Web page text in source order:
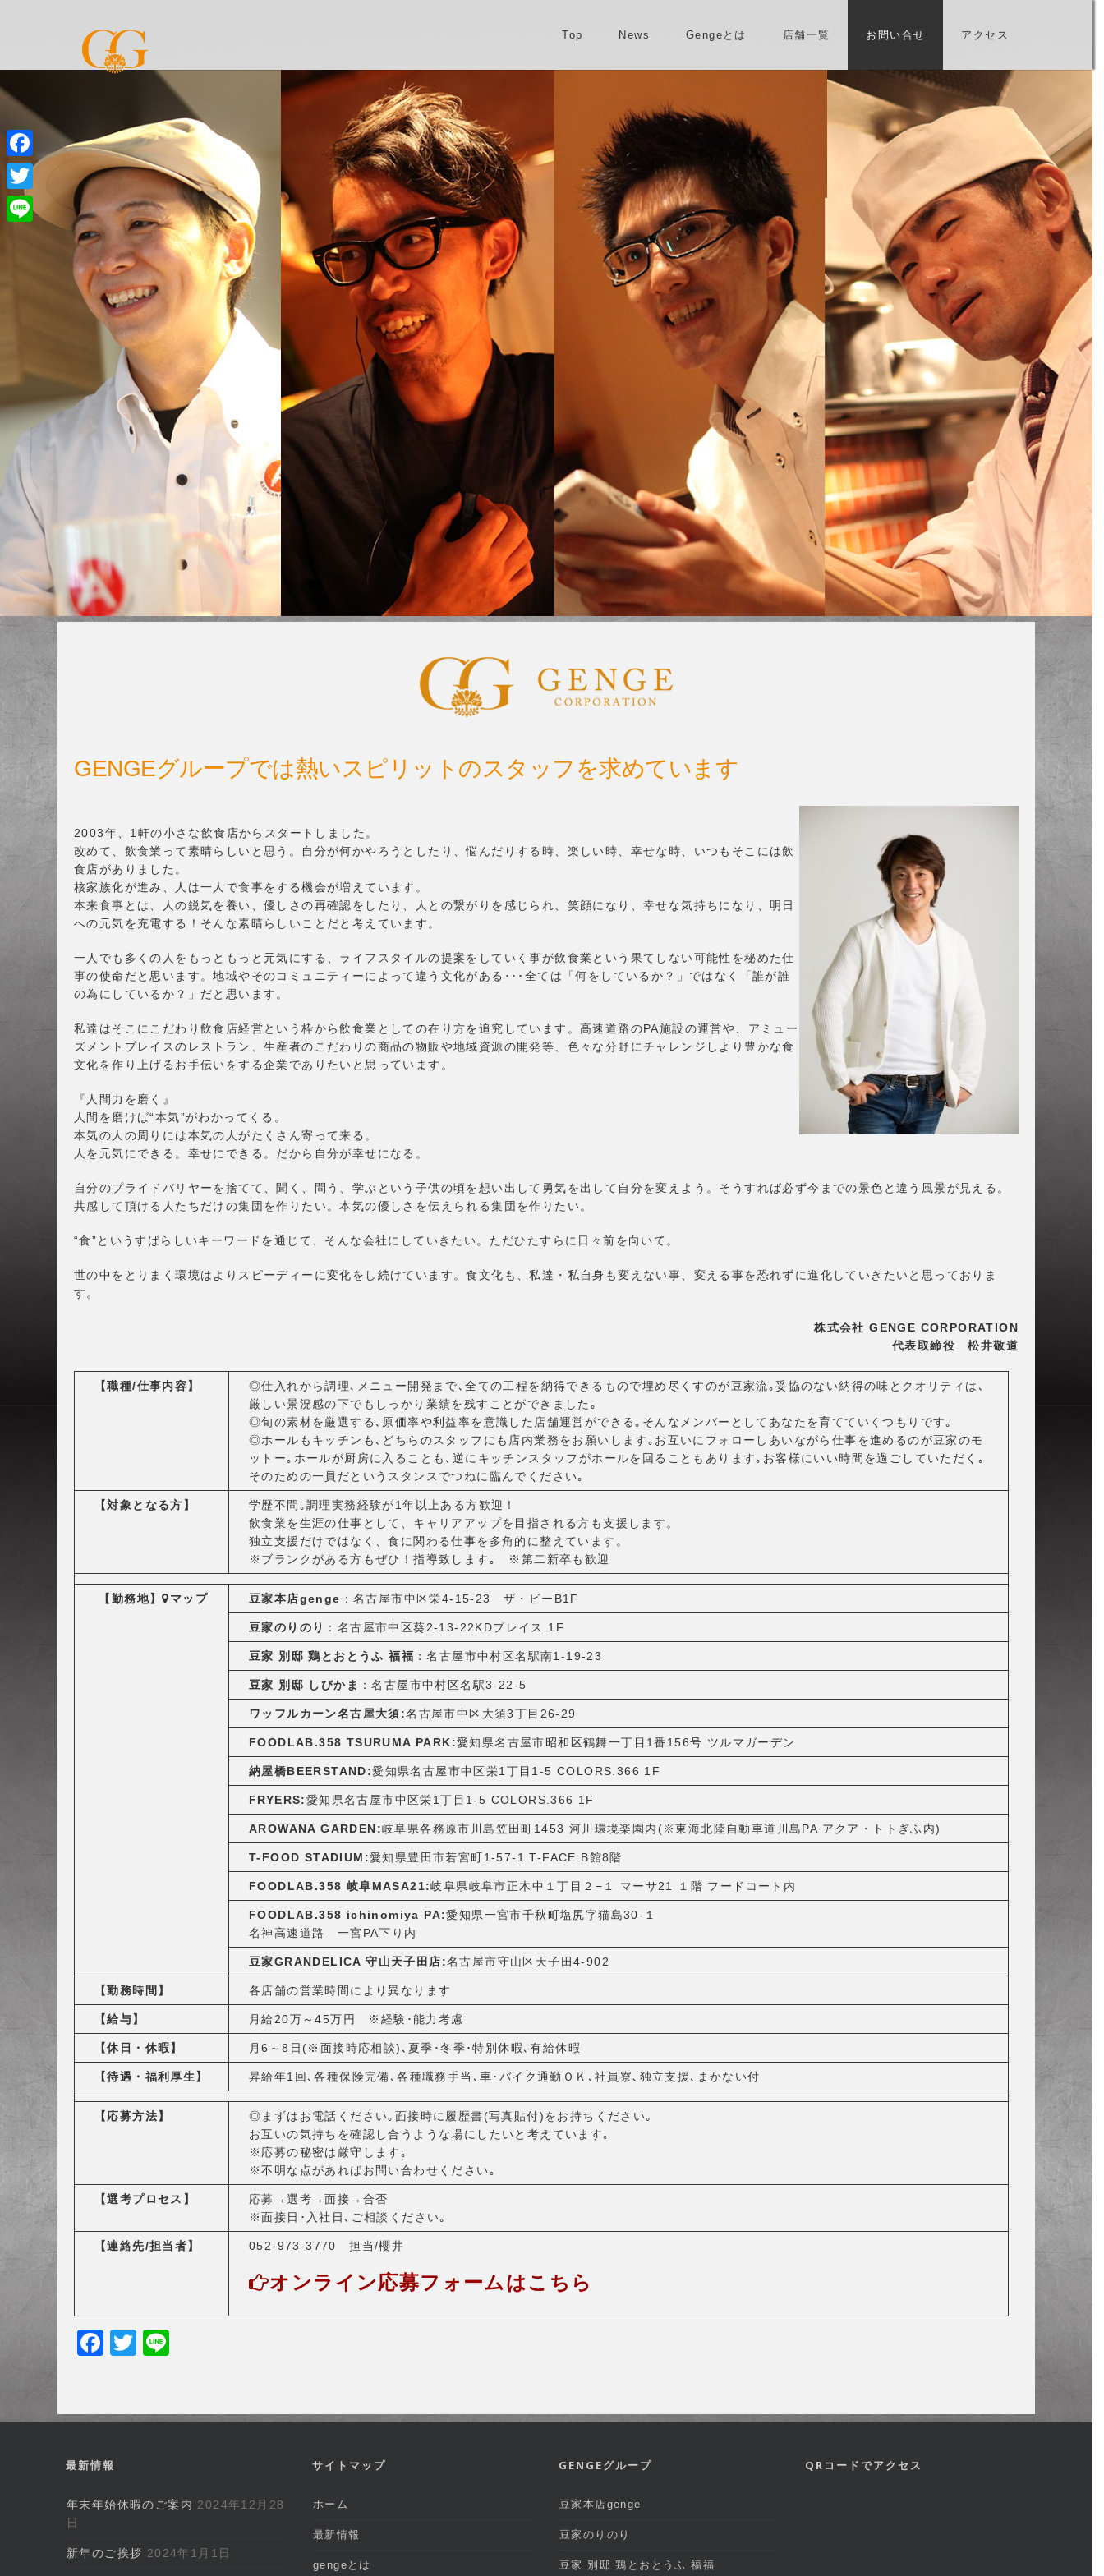
Top News Gengeとは 店舗一覧 お問い合せ アクセス
GENGEグループでは熱いスピリットのスタッフを求めています
2003年、1軒の小さな飲食店からスタートしました。
改めて、飲食業って素晴らしいと思う。自分が何かやろうとしたり、悩んだりする時、楽しい時、幸せな時、いつもそこには飲
食店がありました。
核家族化が進み、人は一人で食事をする機会が増えています。
本来食事とは、人の鋭気を養い、優しさの再確認をしたり、人との繋がりを感じられ、笑顔になり、幸せな気持ちになり、明日
への元気を充電する！そんな素晴らしいことだと考えています。
一人でも多くの人をもっともっと元気にする、ライフスタイルの提案をしていく事が飲食業という果てしない可能性を秘めた仕
事の使命だと思います。地域やそのコミュニティーによって違う文化がある･･･全ては「何をしているか？」ではなく「誰が誰
の為にしているか？」だと思います。
私達はそこにこだわり飲食店経営という枠から飲食業としての在り方を追究しています。高速道路のPA施設の運営や、アミュー
ズメントプレイスのレストラン、生産者のこだわりの商品の物販や地域資源の開発等、色々な分野にチャレンジしより豊かな食
文化を作り上げるお手伝いをする企業でありたいと思っています。
『人間力を磨く』
人間を磨けば“本気”がわかってくる。
本気の人の周りには本気の人がたくさん寄って来る。
人を元気にできる。幸せにできる。だから自分が幸せになる。
自分のプライドバリヤーを捨てて、聞く、問う、学ぶという子供の頃を想い出して勇気を出して自分を変えよう。そうすれば必ず今までの景色と違う風景が見える。
共感して頂ける人たちだけの集団を作りたい。本気の優しさを伝えられる集団を作りたい。
“食”というすばらしいキーワードを通じて、そんな会社にしていきたい。ただひたすらに日々前を向いて。
世の中をとりまく環境はよりスピーディーに変化をし続けています。食文化も、私達・私自身も変えない事、変える事を恐れずに進化していきたいと思っておりま
す。
株式会社 GENGE CORPORATION
代表取締役 松井敬道
【職種/仕事内容】
◎仕入れから調理､メニュー開発まで､全ての工程を納得できるもので埋め尽くすのが豆家流｡妥協のない納得の味とクオリティは､
厳しい景況感の下でもしっかり業績を残すことができました｡
◎旬の素材を厳選する､原価率や利益率を意識した店舗運営ができる｡そんなメンバーとしてあなたを育てていくつもりです｡
◎ホールもキッチンも､どちらのスタッフにも店内業務をお願いします｡お互いにフォローしあいながら仕事を進めるのが豆家のモ
ットー｡ホールが厨房に入ることも､逆にキッチンスタッフがホールを回ることもあります｡お客様にいい時間を過ごしていただく｡
そのための一員だというスタンスでつねに臨んでください｡
【対象となる方】
学歴不問｡調理実務経験が1年以上ある方歓迎！
飲食業を生涯の仕事として、キャリアアップを目指される方も支援します。
独立支援だけではなく、食に関わる仕事を多角的に整えています。
※ブランクがある方もぜひ！指導致します｡ ※第二新卒も歓迎
【勤務地】 マップ 豆家本店genge ：名古屋市中区栄4-15-23 ザ・ビーB1F
豆家のりのり ：名古屋市中区葵2-13-22KDプレイス 1F
豆家 別邸 鶏とおとうふ 福福 ：名古屋市中村区名駅南1-19-23
豆家 別邸 しびかま ：名古屋市中村区名駅3-22-5
ワッフルカーン名古屋大須:名古屋市中区大須3丁目26-29
FOODLAB.358 TSURUMA PARK:愛知県名古屋市昭和区鶴舞一丁目1番156号 ツルマガーデン
納屋橋BEERSTAND:愛知県名古屋市中区栄1丁目1-5 COLORS.366 1F
FRYERS:愛知県名古屋市中区栄1丁目1-5 COLORS.366 1F
AROWANA GARDEN:岐阜県各務原市川島笠田町1453 河川環境楽園内(※東海北陸自動車道川島PA アクア・トトぎふ内)
T-FOOD STADIUM:愛知県豊田市若宮町1-57-1 T-FACE B館8階
FOODLAB.358 岐阜MASA21:岐阜県岐阜市正木中１丁目２−１ マーサ21 １階 フードコート内
FOODLAB.358 ichinomiya PA:愛知県一宮市千秋町塩尻字猫島30-１
名神高速道路 一宮PA下り内
豆家GRANDELICA 守山天子田店:名古屋市守山区天子田4-902
【勤務時間】 各店舗の営業時間により異なります
【給与】 月給20万～45万円 ※経験･能力考慮
【休日・休暇】 月6～8日(※面接時応相談)､夏季･冬季･特別休暇､有給休暇
【待遇・福利厚生】 昇給年1回､各種保険完備､各種職務手当､車･バイク通勤ＯＫ､社員寮､独立支援､まかない付
【応募方法】
◎まずはお電話ください｡面接時に履歴書(写真貼付)をお持ちください｡
お互いの気持ちを確認し合うような場にしたいと考えています｡
※応募の秘密は厳守します｡
※不明な点があればお問い合わせください｡
【選考プロセス】
応募→選考→面接→合否
※面接日･入社日､ご相談ください｡
【連絡先/担当者】 052-973-3770 担当/櫻井
オンライン応募フォームはこちら
F
e
o
o
T
er
最新情報
年末年始休暇のご案内 2024年12月28
日
新年のご挨拶 2024年1月1日
サイトマップ
ホーム
最新情報
gengeとは
GENGEグループ
豆家本店genge
豆家のりのり
豆家 別邸 鶏とおとうふ 福福
QRコードでアクセス
Facebook
Twitter